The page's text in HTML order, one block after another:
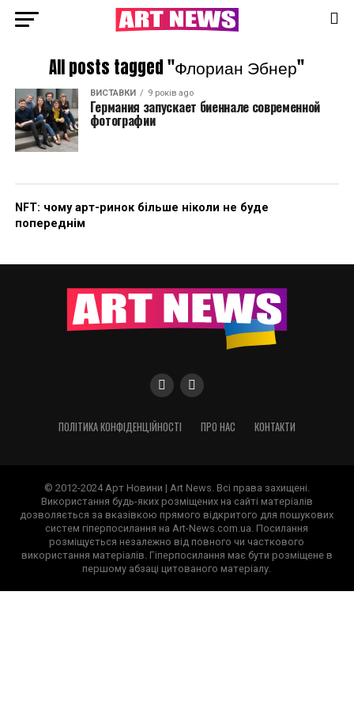
All posts tagged "Флориан Эбнер"
ВИСТАВКИ 9 років ago
Германия запускает биеннале современной
фотографии
NFT: чому арт-ринок більше ніколи не буде
попереднім
ПОЛІТИКА КОНФІДЕНЦІЙНОСТІ ПРО НАС КОНТАКТИ
© 2012-2024 Арт Новини | Art News. Всі права захищені.
Використання будь-яких розміщених на сайті матеріалів
дозволяється за вказівкою прямого відкритого для пошукових
систем гіперпосилання на Art-News.com.ua. Посилання
розміщується незалежно від повного чи часткового
використання матеріалів. Гіперпосилання має бути розміщене в
першому абзаці цитованого матеріалу.